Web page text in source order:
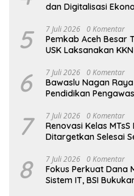
dan Digitalisasi
5 7 Juli 2026 0 Komentar
Pemkab Aceh Besar
USK Laksanakan
6 7 Juli 2026 0 Komentar
Bawaslu Nagan
Pendidikan
7 7 Juli 2026 0 Komentar
Renovasi Kelas
Ditargetkan Selesai
8 7 Juli 2026 0 Komentar
Fokus Perkuat Dana
Sistem IT, BSI